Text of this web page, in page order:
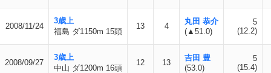
2008/11/24
3歳上
福島 ダ1150m 15頭
13 4
丸田 恭介
(▲51.0)
5
(12.2)
2008/09/27
3歳上
中山 ダ1200m 16頭
12 13
吉田 豊
(53.0)
5
(15.4)